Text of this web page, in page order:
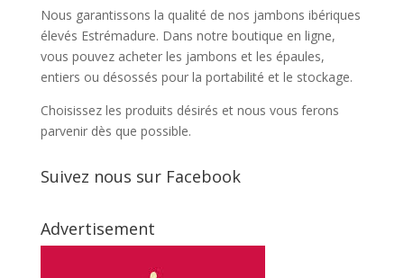
Nous garantissons la qualité de nos jambons ibériques
élevés Estrémadure. Dans notre boutique en ligne,
vous pouvez acheter les jambons et les épaules,
entiers ou désossés pour la portabilité et le stockage.
Choisissez les produits désirés et nous vous ferons
parvenir dès que possible.
Suivez nous sur Facebook
Advertisement